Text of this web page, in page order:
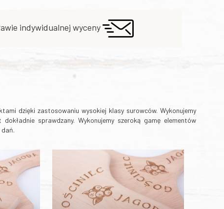
indywidualnej wyceny
dzięki zastosowaniu wysokiej klasy surowców. Wykonujemy
sprawdzany. Wykonujemy szeroką gamę elementów